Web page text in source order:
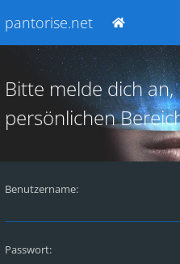
pantorise.net
Bitte melde dich
persönlichen
Benutzername:
Passwort: